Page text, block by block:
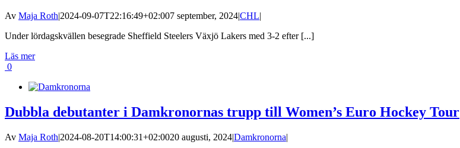
Av Maja Roth|2024-09-07T22:16:49+02:007 september, 2024|CHL|
Under lördagskvällen besegrade Sheffield Steelers Växjö Lakers med 3-2 efter [...]
Läs mer
0
Dubbla debutanter i Damkronornas trupp till Women’s Euro Hockey Tour
Av Maja Roth|2024-08-20T14:00:31+02:0020 augusti, 2024|Damkronorna|